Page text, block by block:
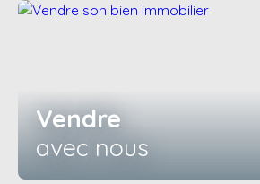
Vendre
avec nous